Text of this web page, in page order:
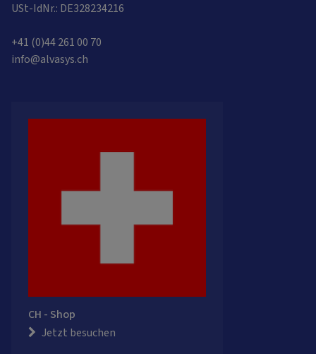
USt-IdNr.: DE328234216
+41 (0)44 261 00 70
info@alvasys.ch
CH - Shop
Jetzt besuchen